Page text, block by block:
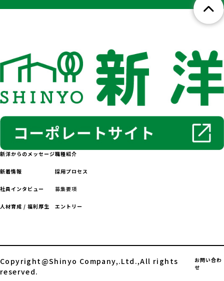
新洋からのメッセージ
新着情報
社員インタビュー
人材育成 / 福利厚生
職種紹介
採用プロセス
募集要項
エントリー
Copyright@Shinyo Company,.Ltd.,All rights
reserved.
お問い合わ
せ